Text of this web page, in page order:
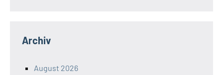
Archiv
August 2026